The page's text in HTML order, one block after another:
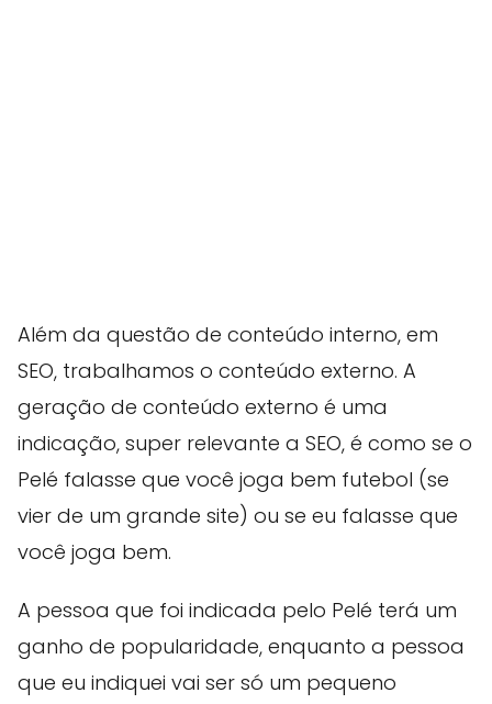
Além da questão de conteúdo interno, em
SEO, trabalhamos o conteúdo externo. A
geração de conteúdo externo é uma
indicação, super relevante a SEO, é como se o
Pelé falasse que você joga bem futebol (se
vier de um grande site) ou se eu falasse que
você joga bem.
A pessoa que foi indicada pelo Pelé terá um
ganho de popularidade, enquanto a pessoa
que eu indiquei vai ser só um pequeno